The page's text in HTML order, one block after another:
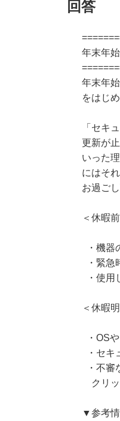
回答
年末年
年末年
をはじ
「セキ
更新が
いった
にはそ
お過ご
＜休暇
・機器
・緊急
・使用
＜休暇
・OS
・セキ
・不審
クリッ
▼参考